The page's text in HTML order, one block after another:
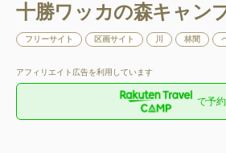
十勝ワッカの森キャン
フリーサイト 区画サイト 林間
アフィリエイト広告を利用しています
で予